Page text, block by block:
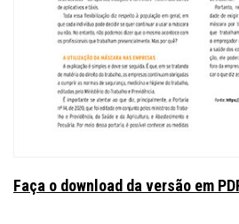
Faça o download da versão em